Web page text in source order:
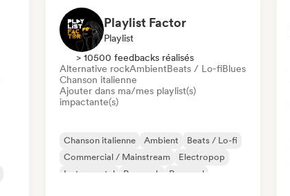
Playlist Factor
Playlist
> 10500 feedbacks réalisés
Alternative rockAmbientBeats / Lo-fiBlues
Chanson italienne
Ajouter dans ma/mes playlist(s)
impactante(s)
Chanson italienne Ambient
Beats / Lo-fi
Commercial / Mainstream
Electropop
Instrumental
Pop rock Pop soul